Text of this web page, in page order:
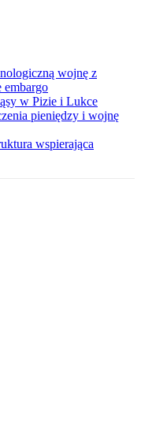
wojnę z
embargo
w Pizie i Lukce
pieniędzy i wojnę
wspierająca